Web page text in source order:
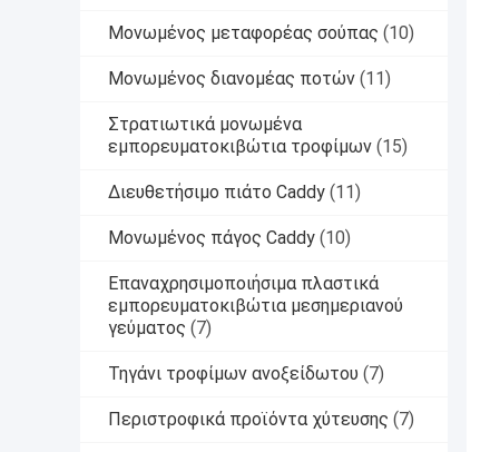
Μονωμένος μεταφορέας σούπας (10)
Μονωμένος διανομέας ποτών (11)
Στρατιωτικά μονωμένα
εμπορευματοκιβώτια τροφίμων (15)
Διευθετήσιμο πιάτο Caddy (11)
Μονωμένος πάγος Caddy (10)
Επαναχρησιμοποιήσιμα πλαστικά
εμπορευματοκιβώτια μεσημεριανού
γεύματος (7)
Τηγάνι τροφίμων ανοξείδωτου (7)
Περιστροφικά προϊόντα χύτευσης (7)